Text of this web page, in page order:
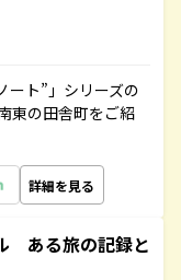
ート”」シリーズの
東の田舎町をご紹
詳細を見る
ある旅の記録と